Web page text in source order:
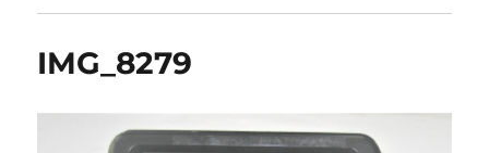
IMG_8279